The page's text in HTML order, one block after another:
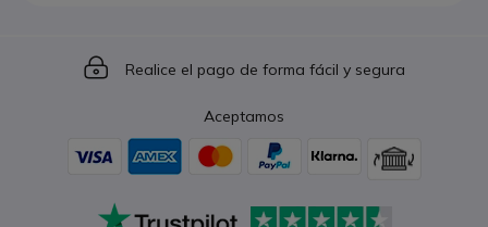
Icon
Realice el pago de forma fácil y segura
Aceptamos